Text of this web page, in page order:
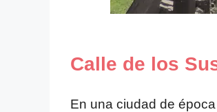
Calle de los
En una ciudad de